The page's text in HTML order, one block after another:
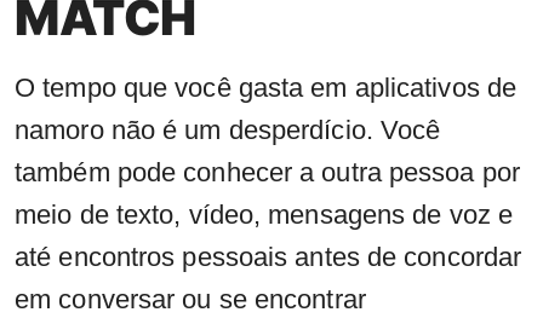
MATCH
O tempo que você gasta em aplicativos de
namoro não é um desperdício. Você
também pode conhecer a outra pessoa por
meio de texto, vídeo, mensagens de voz e
até encontros pessoais antes de concordar
em conversar ou se encontrar